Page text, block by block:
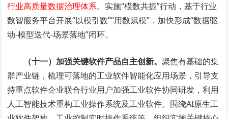
行业高质量数据治理体系。实施“模数共振”行动，基于行业
数智服务平台开展“以模引数”“用数赋模”，加快形成“数据驱
动-模型迭代-场景落地”闭环。
（十一）加强关键软件产品自主创新。聚焦有基础的集
群产业链，梳理可落地的工业软件智能化应用场景，引导支
持重点软件企业联合行业用户加强工业软件协同研发，利用
人工智能技术重构工业操作系统及工业软件。围绕AI原生工